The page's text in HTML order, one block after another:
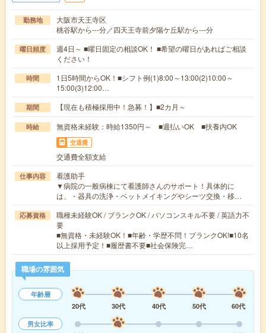
勤務地
大阪市天王寺区
桃谷駅から---分／四天王寺前夕陽ケ丘駅から---分
曜日頻度
週4日～ ■曜日固定の相談OK！ ■希望の曜日があればご相談
ください！
時間
1日5時間からOK！■シフト例(1)8:00～13:00(2)10:00～
15:00(3)12:00…
期間 【現在も積極採用中！急募！】■2カ月～
時給 無資格未経験：時給1350円～ ■週払いOK ■扶養内OK
交通費
交通費全額支給
仕事内容
看護助手
▼病院の一般病棟にて看護師さんのサポート！具体的に
は、・器具の洗浄・ベットメイキングやシーツ交換・移…
応募資格
職種未経験OK / ブランクOK / パソコンスキル不要 / 英語力不
要
■無資格・未経験OK！■年齢・学歴不問！ブランクOK!■10名
以上採用予定！■履歴書不要■社会保険完…
職場の雰囲気
年齢層
20代
30代 40代 50代
60代
男女比率